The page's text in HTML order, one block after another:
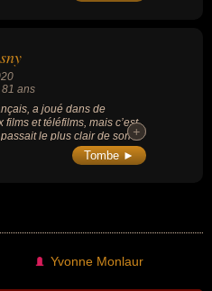
, 81 ans
a joué dans de
films et téléfilms, mais c’est
le plus clair de son
comédien et comme metteur
de la Madeleine à la
+
+
Tombe ►
Yvonne Monlaur